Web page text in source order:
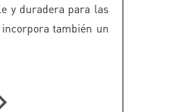
y duradera para las
también un